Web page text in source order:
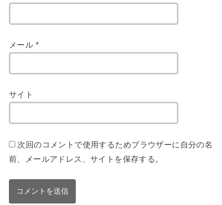
メール *
サイト
次回のコメントで使用するためブラウザーに自分の名
前、メールアドレス、サイトを保存する。